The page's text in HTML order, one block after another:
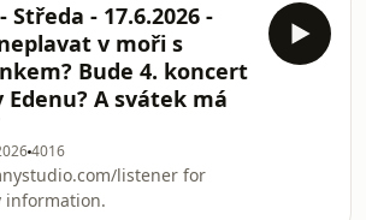
Středa - 17.6.2026 -
v moři s
Bude 4. koncert
Edenu? A svátek má
4016
listener for
information.